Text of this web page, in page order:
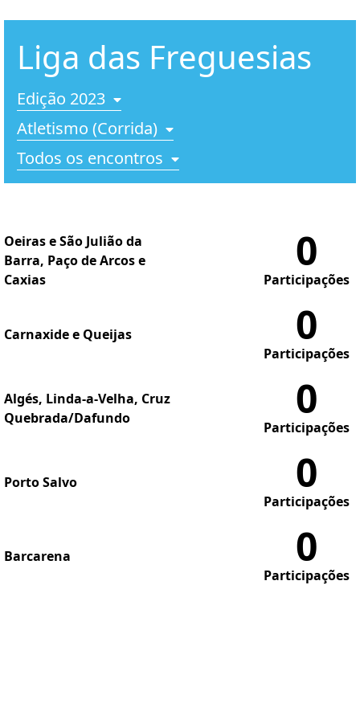
Liga das Freguesias
Edição 2023
Atletismo (Corrida)
Todos os encontros
Oeiras e São Julião da
Barra, Paço de Arcos e
Caxias
0
Participações
Carnaxide e Queijas 0
Participações
Algés, Linda-a-Velha, Cruz
Quebrada/Dafundo
0
Participações
Porto Salvo 0
Participações
Barcarena 0
Participações